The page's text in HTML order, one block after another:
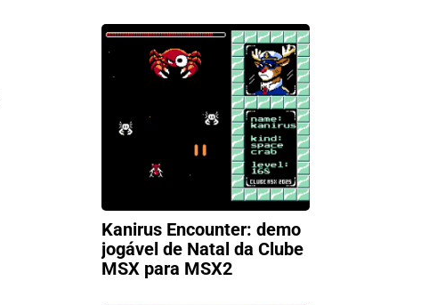
Kanirus Encounter: demo
jogável de Natal da Clube
MSX para MSX2